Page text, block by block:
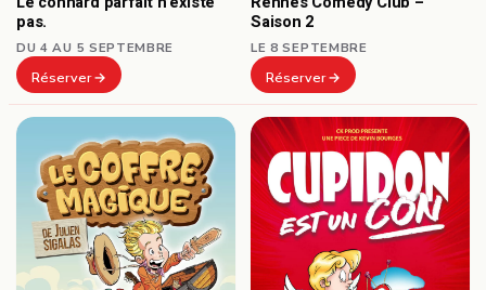
pas.
DU 4 AU 5 SEPTEMBRE
Réserver
Saison 2
LE 8 SEPTEMBRE
Réserver